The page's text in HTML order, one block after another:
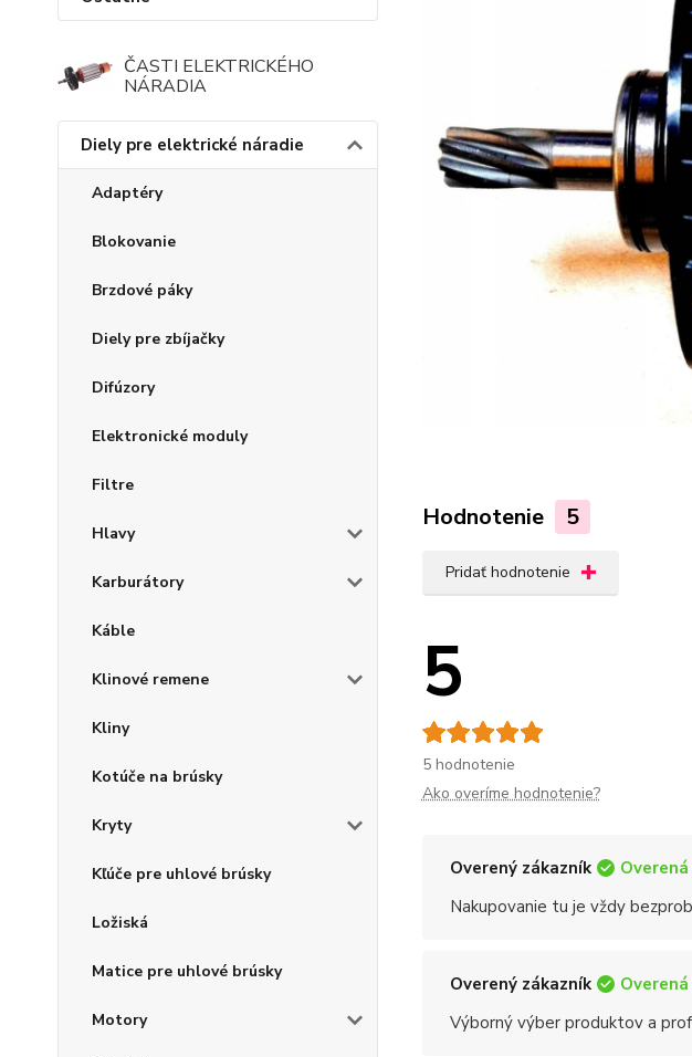
ČASTI ELEKTRICKÉHO
NÁRADIA
Diely pre elektrické náradie
Adaptéry
Blokovanie
Brzdové páky
Diely pre zbíjačky
Difúzory
Elektronické moduly
Filtre
Hlavy
Karburátory
Káble
Klinové remene
Kliny
Kotúče na brúsky
Kryty
Kľúče pre uhlové brúsky
Ložiská
Matice pre uhlové brúsky
Motory
Hodnotenie 5
Pridať hodnotenie
5
5 hodnotenie
Ako overíme hodnotenie?
Overený zákazník
Nakupovanie tu je vždy
Overený zákazník
Výborný výber produktov a